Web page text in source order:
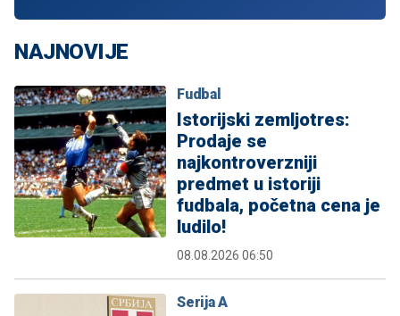
NAJNOVIJE
Fudbal
Istorijski zemljotres:
Prodaje se
najkontroverzniji
predmet u istoriji
fudbala, početna cena je
ludilo!
08.08.2026 06:50
Serija A